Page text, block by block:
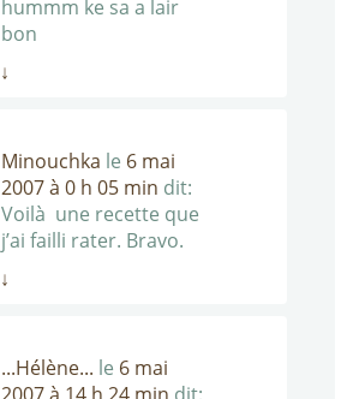
hummm ke sa a lair
bon
↓
Minouchka le 6 mai
2007 à 0 h 05 min dit:
Voilà une recette que
j’ai failli rater. Bravo.
↓
...Hélène... le 6 mai